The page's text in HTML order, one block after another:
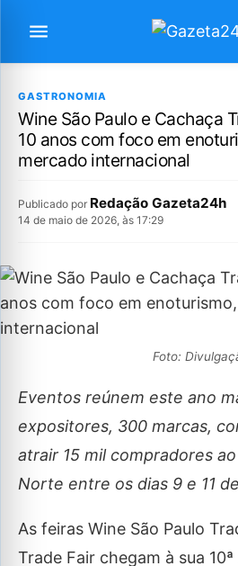
GASTRONOMIA
Wine São Paulo e Cachaça
10 anos com foco em
mercado internacional
Publicado por Redação Gazeta24h
14 de maio de 2026, às 17:29
Foto:
Eventos reúnem este ano
expositores, 300 marcas,
atrair 15 mil compradores
Norte entre os dias 9 e 11
As feiras Wine São Paulo
Trade Fair chegam à sua